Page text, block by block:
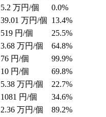
5.2 万円/個
0.0%
39.01 万円/個 13.4%
519 円/個
25.5%
3.68 万円/個
64.8%
76 円/個
99.9%
10 円/個
69.8%
5.38 万円/個
22.7%
1081 円/個
34.6%
2.36 万円/個
89.2%